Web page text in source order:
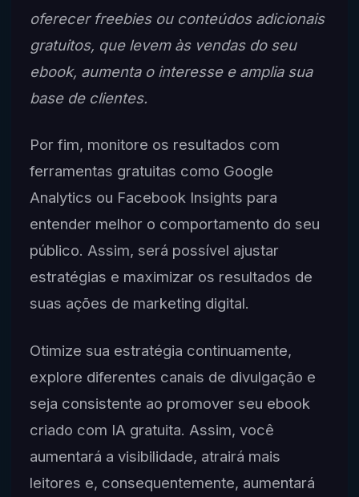
oferecer freebies ou conteúdos adicionais
gratuitos, que levem às vendas do seu
ebook, aumenta o interesse e amplia sua
base de clientes.
Por fim, monitore os resultados com
ferramentas gratuitas como Google
Analytics ou Facebook Insights para
entender melhor o comportamento do seu
público. Assim, será possível ajustar
estratégias e maximizar os resultados de
suas ações de marketing digital.
Otimize sua estratégia continuamente,
explore diferentes canais de divulgação e
seja consistente ao promover seu ebook
criado com IA gratuita. Assim, você
aumentará a visibilidade, atrairá mais
leitores e, consequentemente, aumentará